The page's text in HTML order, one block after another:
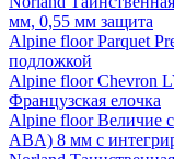
мм, 0,55 мм защита
Alpine floor Parquet
подложкой
Alpine floor Chevron
Французская елочка
Alpine floor Величие
ABA) 8 мм с